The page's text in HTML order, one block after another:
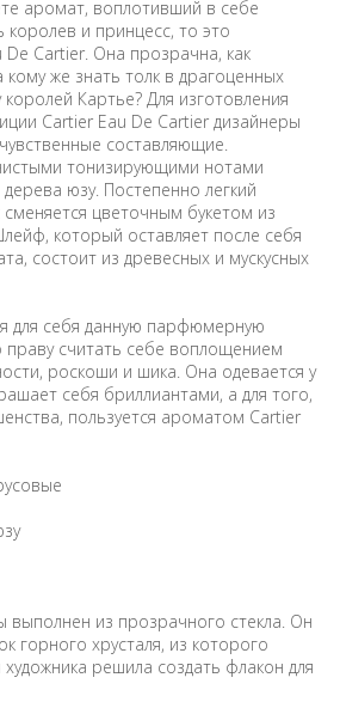
аромат, воплотивший в себе
королев и принцесс, то это
De Cartier. Она прозрачна, как
же знать толк в драгоценных
Картье? Для изготовления
Cartier Eau De Cartier дизайнеры
составляющие.
тонизирующими нотами
юзу. Постепенно легкий
цветочным букетом из
который оставляет после себя
состоит из древесных и мускусных
себя данную парфюмерную
считать себе воплощением
роскоши и шика. Она одевается у
себя бриллиантами, а для того,
пользуется ароматом Cartier
выполнен из прозрачного стекла. Он
горного хрусталя, из которого
решила создать флакон для